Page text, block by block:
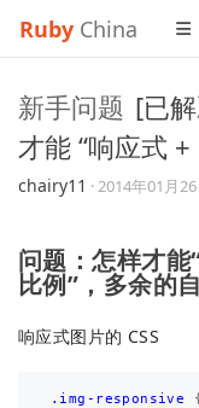
Ruby China
新手问题 [已
才能 “响应式 +
chairy11 ·2014年01月26
问题：怎样才能
比例”，多余的
响应式图片的 CSS
.img-responsive